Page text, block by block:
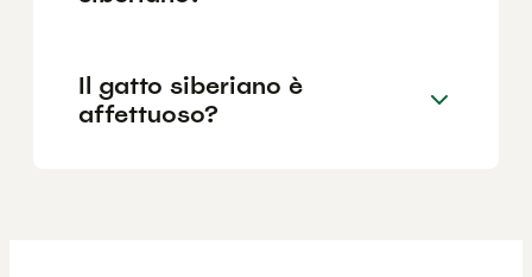
Il gatto siberiano è
affettuoso?